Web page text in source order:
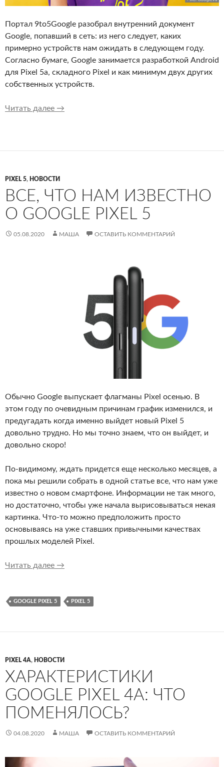
Портал 9to5Google разобрал внутренний документ
Google, попавший в сеть: из него следует, каких
примерно устройств нам ожидать в следующем году.
Согласно бумаге, Google занимается разработкой Android
для Pixel 5a, складного Pixel и как минимум двух других
собственных устройств.
Читать далее В утекшем в сеть документе Google
→
PIXEL 5, НОВОСТИ
ВСЕ, ЧТО НАМ ИЗВЕСТНО
О GOOGLE PIXEL 5
05.08.2020 МАША ОСТАВИТЬ КОММЕНТАРИЙ
Обычно Google выпускает флагманы Pixel осенью. В
этом году по очевидным причинам график изменился, и
предугадать когда именно выйдет новый Pixel 5
довольно трудно. Но мы точно знаем, что он выйдет, и
довольно скоро!
По-видимому, ждать придется еще несколько месяцев, а
пока мы решили собрать в одной статье все, что нам уже
известно о новом смартфоне. Информации не так много,
но достаточно, чтобы уже начала вырисовываться некая
картинка. Что-то можно предположить просто
основываясь на уже ставших привычными качествах
прошлых моделей Pixel.
Читать далее Все, что нам известно о Google Pixel 5
→
GOOGLE PIXEL 5 PIXEL 5
PIXEL 4A, НОВОСТИ
ХАРАКТЕРИСТИКИ
GOOGLE PIXEL 4A: ЧТО
ПОМЕНЯЛОСЬ?
04.08.2020 МАША ОСТАВИТЬ КОММЕНТАРИЙ